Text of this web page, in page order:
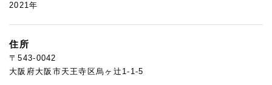
2021年
住所
〒543-0042
大阪府大阪市天王寺区烏ヶ辻1-1-5